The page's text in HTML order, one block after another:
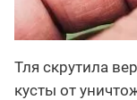
Тля скрутила
кусты от